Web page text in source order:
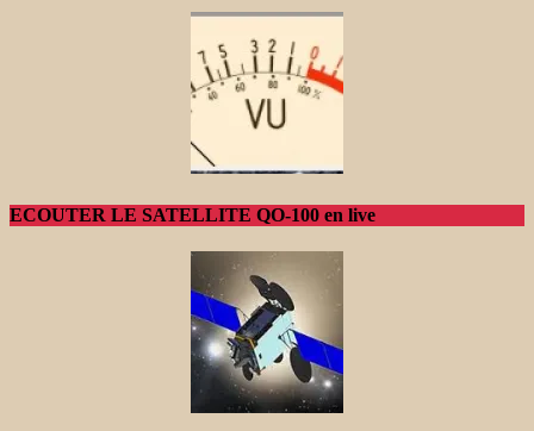
ECOUTER LE SATELLITE QO-100 en live